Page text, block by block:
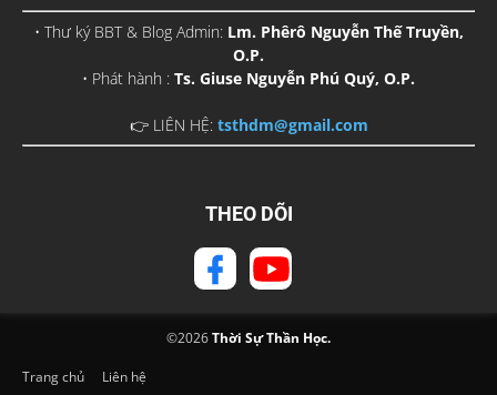
• Thư ký BBT & Blog Admin: Lm. Phêrô Nguyễn Thế Truyền,
O.P.
• Phát hành : Ts. Giuse Nguyễn Phú Quý, O.P.
👉 LIÊN HỆ: tsthdm@gmail.com
THEO DÕI
©2026Thời Sự Thần Học.
Trang chủ Liên hệ